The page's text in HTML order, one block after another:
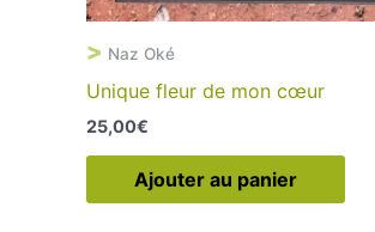
> Naz Oké
Unique fleur de mon cœur
25,00€
Ajouter au panier